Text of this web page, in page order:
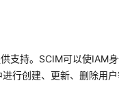
支持。SCIM可以使IAM
行创建、更新、删除用